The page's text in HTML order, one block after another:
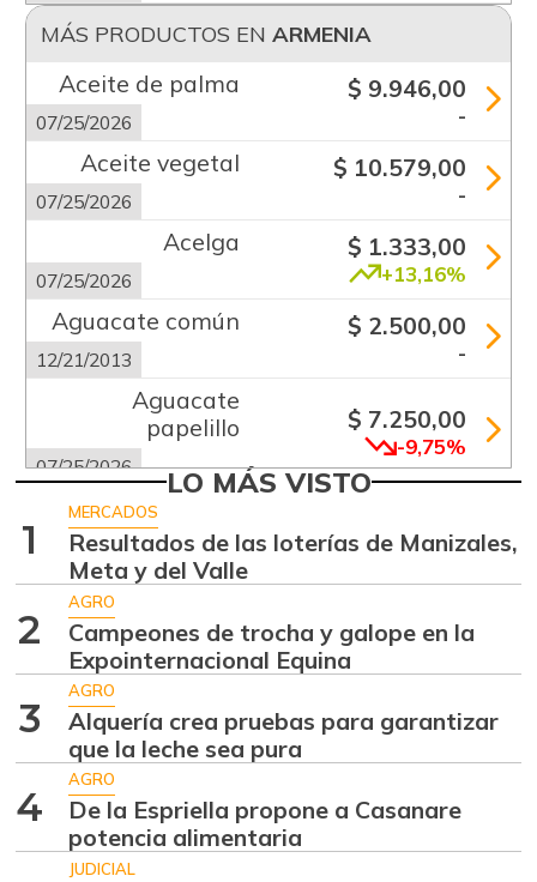
MÁS PRODUCTOS EN ARMENIA
Aceite de palma
07/25/2026
$ 9.946,00
-
Aceite vegetal
07/25/2026
$ 10.579,00
-
Acelga
07/25/2026
$ 1.333,00
+13,16%
Aguacate común
12/21/2013
$ 2.500,00
-
Aguacate
papelillo
07/25/2026
$ 7.250,00
-9,75%
Ahuyama
07/25/2026 +23,30%
Ajo
07/25/2026
$ 5.289,00
-18,63%
Alas de pollo sin
07/25/2026
$ 9.000,00
-
Apio
07/25/2026 -
Arracacha blanca $ 2.083,00
LO MÁS VISTO
1
MERCADOS
Resultados de las loterías de Manizales,
Meta y del Valle
2
AGRO
Campeones de trocha y galope en la
Expointernacional Equina
3
AGRO
Alquería crea pruebas para garantizar
que la leche sea pura
4
AGRO
De la Espriella propone a Casanare
potencia alimentaria
JUDICIAL